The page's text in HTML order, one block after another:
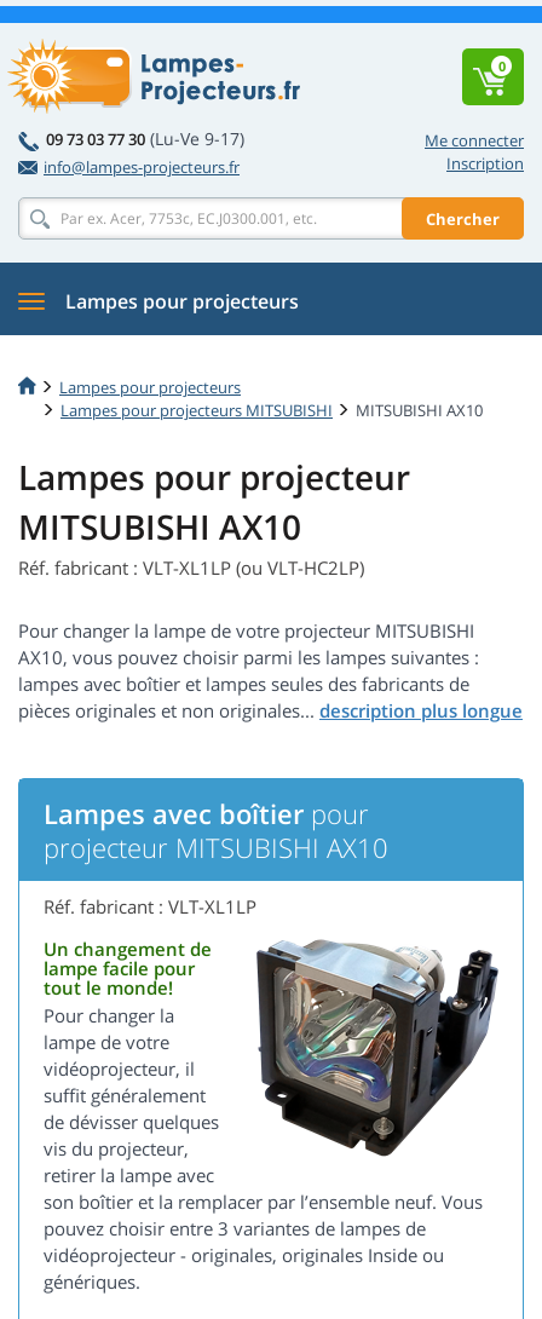
Me connecter
Inscription
09 73 03 77 30 (Lu-Ve 9-17)
info@lampes-projecteurs.fr
Chercher
0
Lampes pour projecteurs
Lampes pour projecteurs
Lampes pour projecteurs MITSUBISHI
MITSUBISHI AX10
Lampes pour projecteur
MITSUBISHI AX10
Réf. fabricant : VLT-XL1LP (ou VLT-HC2LP)
Pour changer la lampe de votre projecteur MITSUBISHI
AX10, vous pouvez choisir parmi les lampes suivantes :
lampes avec boîtier et lampes seules des fabricants de
pièces originales et non originales...
Lampes avec boîtier pour
projecteur MITSUBISHI AX10
Réf. fabricant : VLT-XL1LP
Un changement de
lampe facile pour
tout le monde!
Pour changer la
lampe de votre
vidéoprojecteur, il
suffit généralement
de dévisser quelques
vis du projecteur,
retirer la lampe avec
son boîtier et la remplacer par l’ensemble neuf. Vous
pouvez choisir entre 3 variantes de lampes de
vidéoprojecteur - originales, originales Inside ou
génériques.